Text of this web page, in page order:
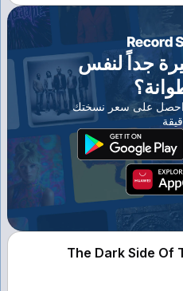
جداً لنفس
واحصل على سعر نسختك
The Dark Side Of